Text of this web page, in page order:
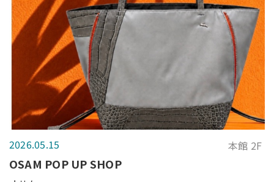
2026.05.15 本館 2F
OSAM POP UP SHOP